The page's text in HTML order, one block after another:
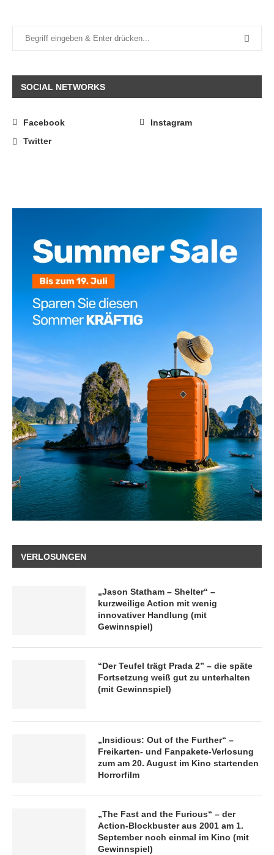
SOCIAL NETWORKS
Facebook
Instagram
Twitter
VERLOSUNGEN
„Jason Statham – Shelter“ –
kurzweilige Action mit wenig
innovativer Handlung (mit
Gewinnspiel)
“Der Teufel trägt Prada 2” – die späte
Fortsetzung weiß gut zu unterhalten
(mit Gewinnspiel)
„Insidious: Out of the Further“ –
Freikarten- und Fanpakete-Verlosung
zum am 20. August im Kino startenden
Horrorfilm
„The Fast and the Furious“ – der
Action-Blockbuster aus 2001 am 1.
September noch einmal im Kino (mit
Gewinnspiel)